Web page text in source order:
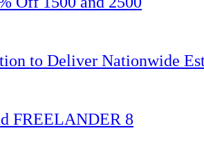
to Deliver Nationwide
FREELANDER 8